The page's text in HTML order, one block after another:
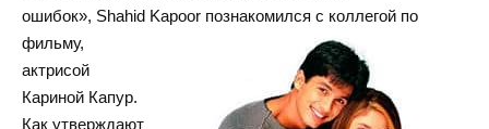
ошибок», Shahid Kapoor познакомился с коллегой по
фильму,
актрисой
Кариной Капур.
Как утверждают